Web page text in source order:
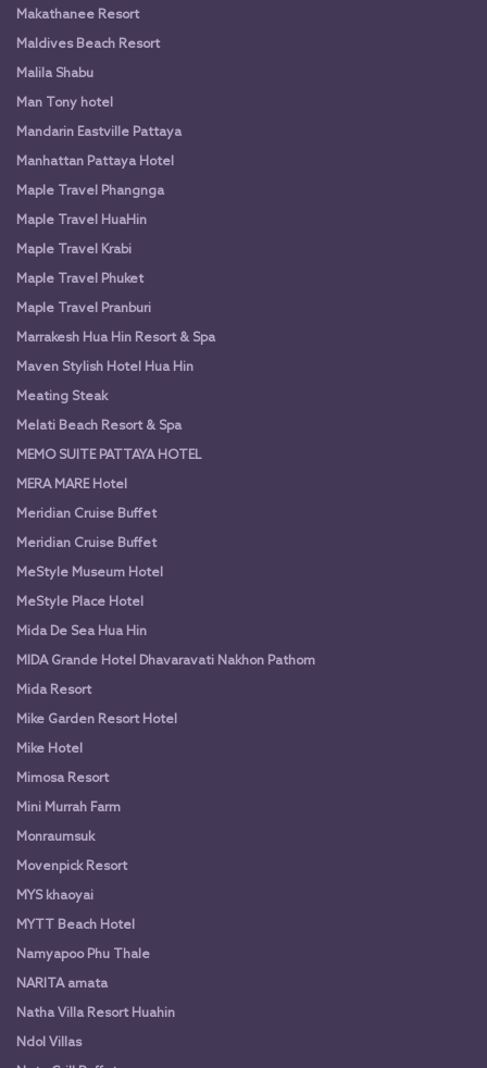
Makathanee Resort
Maldives Beach Resort
Malila Shabu
Man Tony hotel
Mandarin Eastville Pattaya
Manhattan Pattaya Hotel
Maple Travel Phangnga
Maple Travel HuaHin
Maple Travel Krabi
Maple Travel Phuket
Maple Travel Pranburi
Marrakesh Hua Hin Resort & Spa
Maven Stylish Hotel Hua Hin
Meating Steak
Melati Beach Resort & Spa
MEMO SUITE PATTAYA HOTEL
MERA MARE Hotel
Meridian Cruise Buffet
Meridian Cruise Buffet
MeStyle Museum Hotel
MeStyle Place Hotel
Mida De Sea Hua Hin
MIDA Grande Hotel Dhavaravati Nakhon Pathom
Mida Resort
Mike Garden Resort Hotel
Mike Hotel
Mimosa Resort
Mini Murrah Farm
Monraumsuk
Movenpick Resort
MYS khaoyai
MYTT Beach Hotel
Namyapoo Phu Thale
NARITA amata
Natha Villa Resort Huahin
Ndol Villas